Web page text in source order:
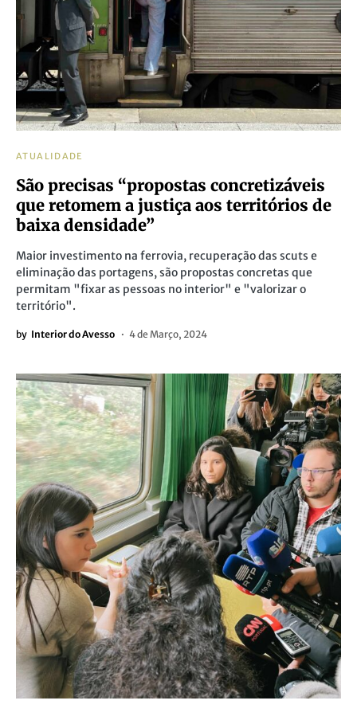
ATUALIDADE
São precisas “propostas concretizáveis
que retomem a justiça aos territórios de
baixa densidade”
Maior investimento na ferrovia, recuperação das scuts e
eliminação das portagens, são propostas concretas que
permitam "fixar as pessoas no interior" e "valorizar o
território".
by Interior do Avesso 4 de Março, 2024